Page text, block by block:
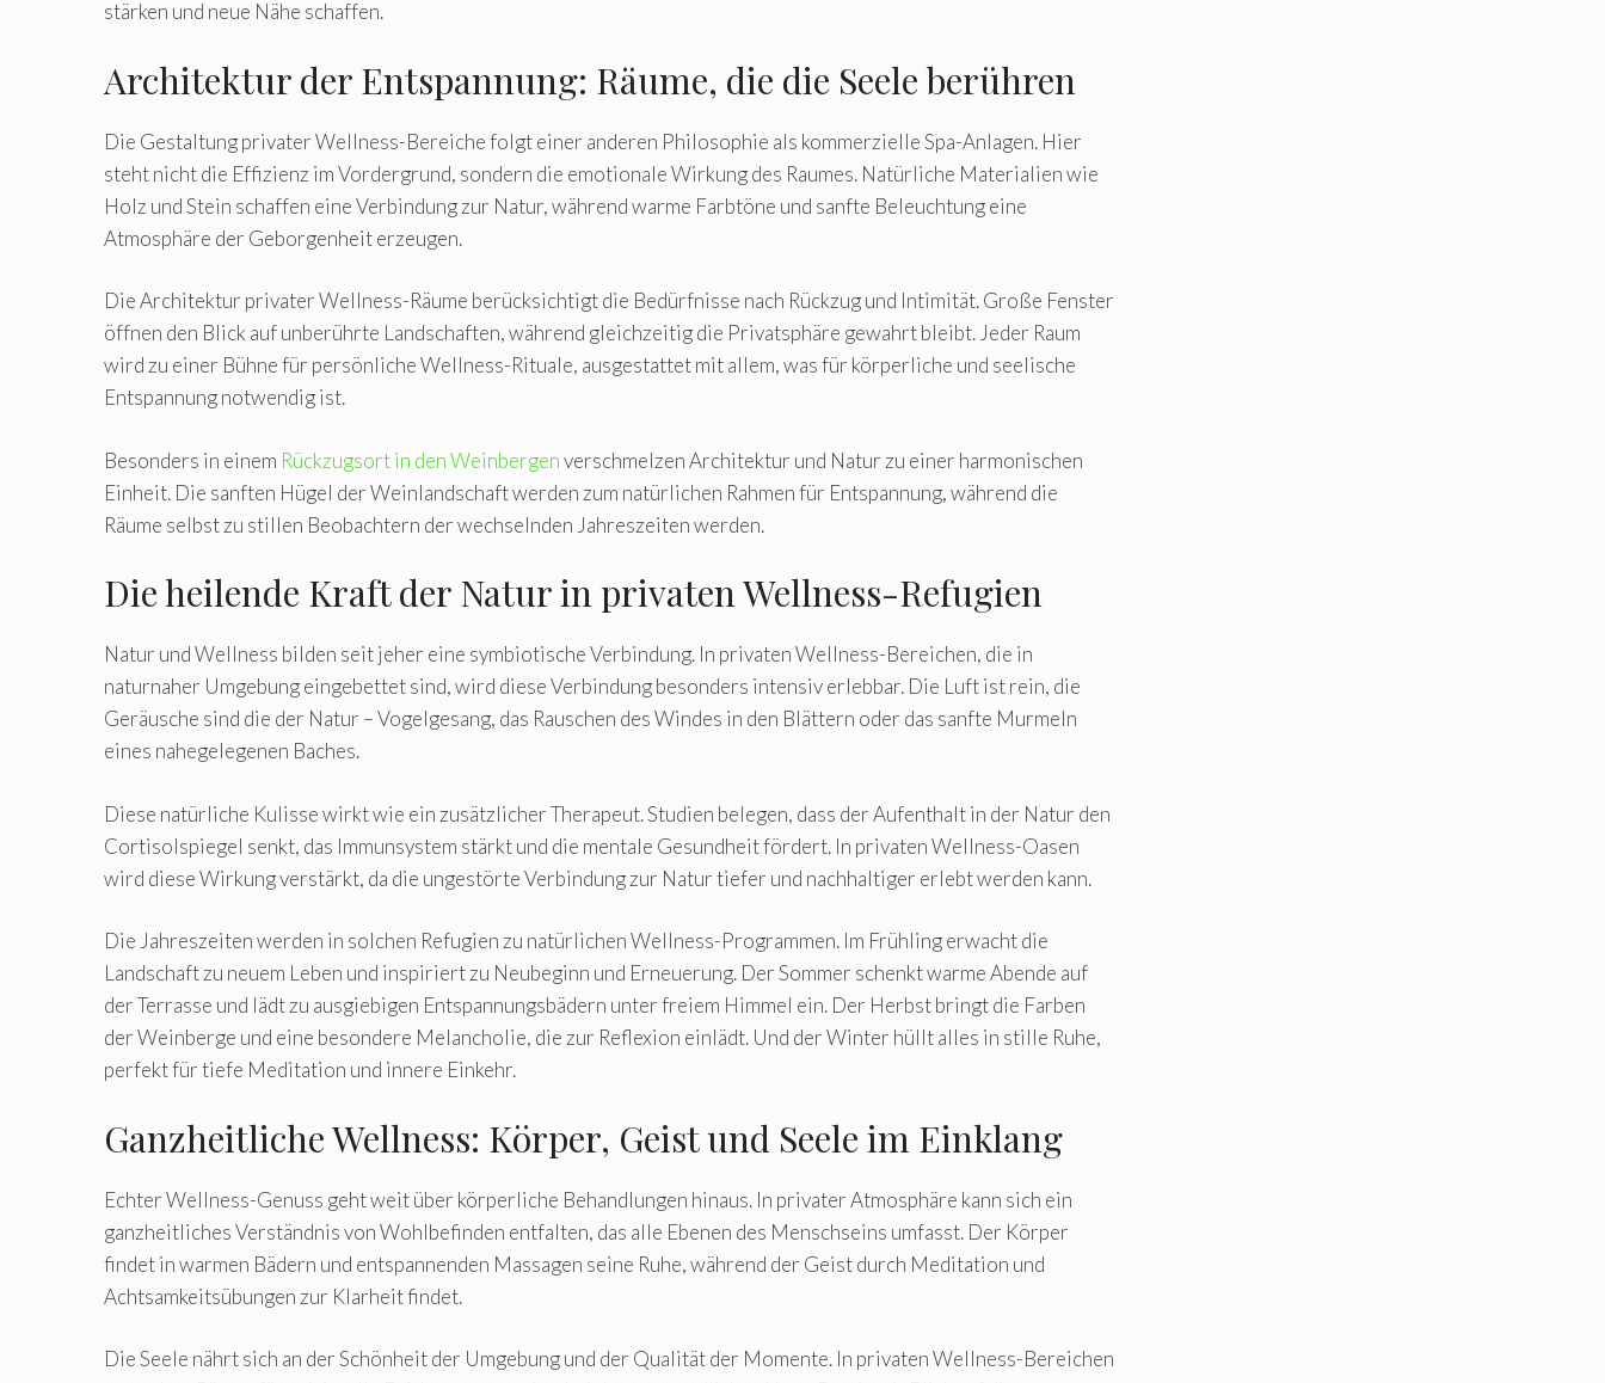
stärken und neue Nähe schaffen.
Architektur der Entspannung: Räume, die die Seele berühren
Die Gestaltung privater Wellness-Bereiche folgt einer anderen Philosophie als kommerzielle Spa-Anlagen. Hier
steht nicht die Effizienz im Vordergrund, sondern die emotionale Wirkung des Raumes. Natürliche Materialien wie
Holz und Stein schaffen eine Verbindung zur Natur, während warme Farbtöne und sanfte Beleuchtung eine
Atmosphäre der Geborgenheit erzeugen.
Die Architektur privater Wellness-Räume berücksichtigt die Bedürfnisse nach Rückzug und Intimität. Große Fenster
öffnen den Blick auf unberührte Landschaften, während gleichzeitig die Privatsphäre gewahrt bleibt. Jeder Raum
wird zu einer Bühne für persönliche Wellness-Rituale, ausgestattet mit allem, was für körperliche und seelische
Entspannung notwendig ist.
Besonders in einem Rückzugsort in den Weinbergenverschmelzen Architektur und Natur zu einer harmonischen
Einheit. Die sanften Hügel der Weinlandschaft werden zum natürlichen Rahmen für Entspannung, während die
Räume selbst zu stillen Beobachtern der wechselnden Jahreszeiten werden.
Die heilende Kraft der Natur in privaten Wellness-Refugien
Natur und Wellness bilden seit jeher eine symbiotische Verbindung. In privaten Wellness-Bereichen, die in
naturnaher Umgebung eingebettet sind, wird diese Verbindung besonders intensiv erlebbar. Die Luft ist rein, die
Geräusche sind die der Natur – Vogelgesang, das Rauschen des Windes in den Blättern oder das sanfte Murmeln
eines nahegelegenen Baches.
Diese natürliche Kulisse wirkt wie ein zusätzlicher Therapeut. Studien belegen, dass der Aufenthalt in der Natur den
Cortisolspiegel senkt, das Immunsystem stärkt und die mentale Gesundheit fördert. In privaten Wellness-Oasen
wird diese Wirkung verstärkt, da die ungestörte Verbindung zur Natur tiefer und nachhaltiger erlebt werden kann.
Die Jahreszeiten werden in solchen Refugien zu natürlichen Wellness-Programmen. Im Frühling erwacht die
Landschaft zu neuem Leben und inspiriert zu Neubeginn und Erneuerung. Der Sommer schenkt warme Abende auf
der Terrasse und lädt zu ausgiebigen Entspannungsbädern unter freiem Himmel ein. Der Herbst bringt die Farben
der Weinberge und eine besondere Melancholie, die zur Reflexion einlädt. Und der Winter hüllt alles in stille Ruhe,
perfekt für tiefe Meditation und innere Einkehr.
Ganzheitliche Wellness: Körper, Geist und Seele im Einklang
Echter Wellness-Genuss geht weit über körperliche Behandlungen hinaus. In privater Atmosphäre kann sich ein
ganzheitliches Verständnis von Wohlbefinden entfalten, das alle Ebenen des Menschseins umfasst. Der Körper
findet in warmen Bädern und entspannenden Massagen seine Ruhe, während der Geist durch Meditation und
Achtsamkeitsübungen zur Klarheit findet.
Die Seele nährt sich an der Schönheit der Umgebung und der Qualität der Momente. In privaten Wellness-Bereichen